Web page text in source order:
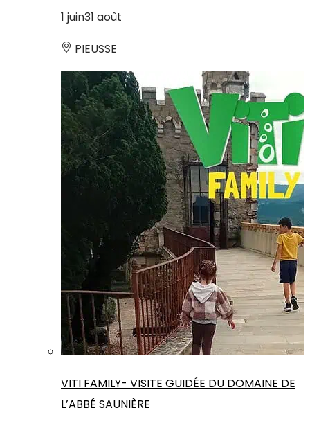
1 juin31 août
PIEUSSE
VITI FAMILY- VISITE GUIDÉE DU DOMAINE DE
L’ABBÉ SAUNIÈRE